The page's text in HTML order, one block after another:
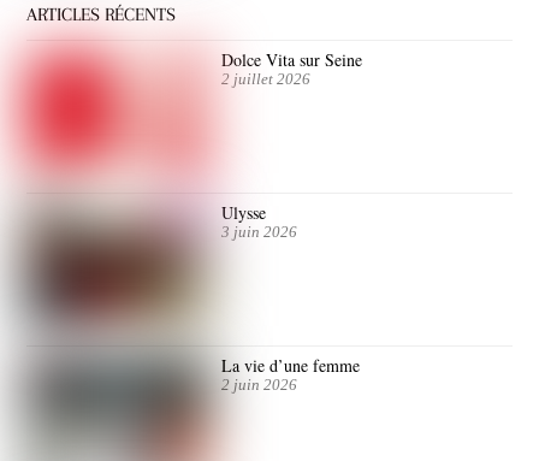
ARTICLES RÉCENTS
Dolce Vita sur Seine
2 juillet 2026
Ulysse
3 juin 2026
La vie d’une femme
2 juin 2026